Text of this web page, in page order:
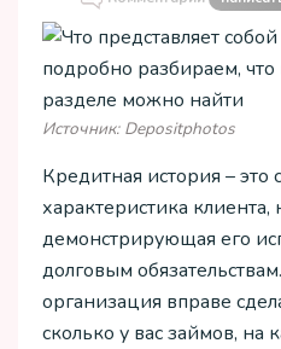
Источник: Depositphotos
Кредитная история – это
характеристика клиента,
демонстрирующая его
долговым
организация вправе
сколько у вас займов, на